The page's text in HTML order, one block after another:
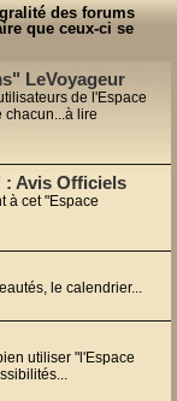
des forums
que ceux-ci se
LeVoyageur
de l'Espace
chacun...à lire
: Avis Officiels
à cet "Espace
le calendrier...
utiliser "l'Espace